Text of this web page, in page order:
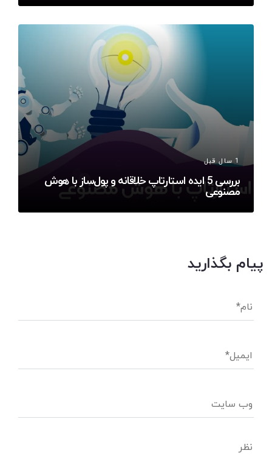
1 سال قبل
بررسی 5 ایده استارتاپ خلاقانه و پول‌ساز با هوش
مصنوعی
پیام بگذارید